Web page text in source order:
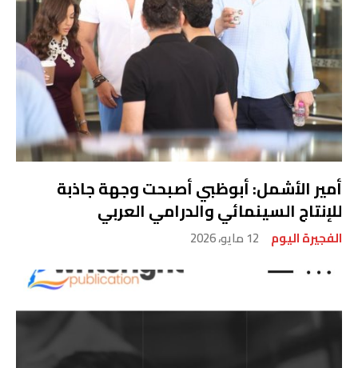
أمير الأشمل: أبوظبي أصبحت وجهة جاذبة
للإنتاج السينمائي والدرامي العربي
الفجيرة اليوم 12 مايو، 2026